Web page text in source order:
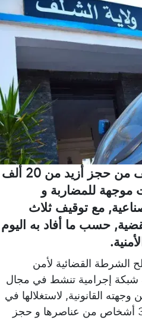
تمكنت مصالح أمن الشلف من حجز أزيد من 20 ألف
موجهة للمضاربة و
مع توقيف ثلاث
حسب ما أفاد به اليوم
الشرطة القضائية لأمن
إجرامية تنشط في مجال
القانونية, لاستغلالها في
نشاطات صناعية, مع توقيف 3 أشخاص من عناصرها و حجز